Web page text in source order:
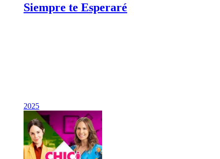
Siempre te Esperaré
2025